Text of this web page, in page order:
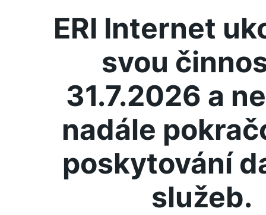
ERI Internet
svou
31.7.2026 a
nadále
poskytování
služeb.